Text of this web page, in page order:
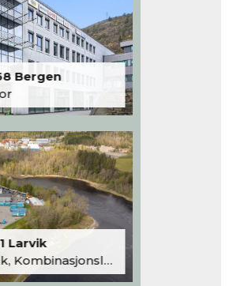
Bergen
Larvik